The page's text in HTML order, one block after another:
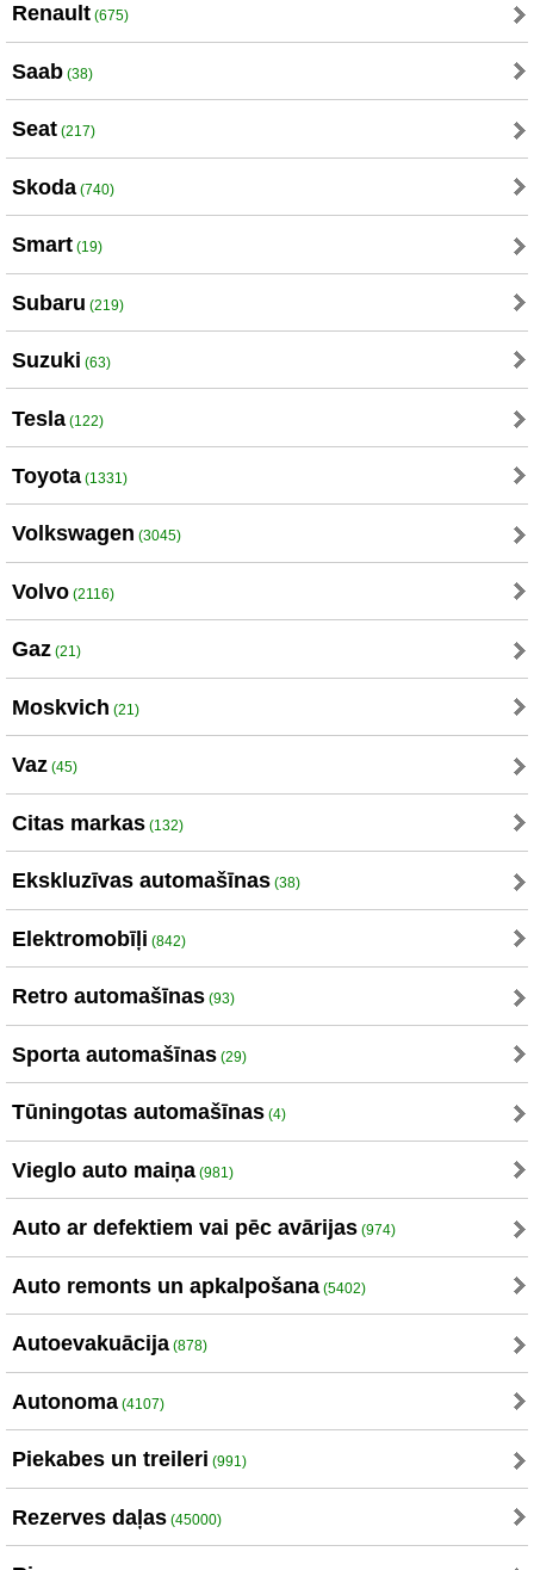
Renault (675)
Saab (38)
Seat (217)
Skoda (740)
Smart (19)
Subaru (219)
Suzuki (63)
Tesla (122)
Toyota (1331)
Volkswagen (3045)
Volvo (2116)
Gaz (21)
Moskvich (21)
Vaz (45)
Citas markas (132)
Ekskluzīvas automašīnas (38)
Elektromobīļi (842)
Retro automašīnas (93)
Sporta automašīnas (29)
Tūningotas automašīnas (4)
Vieglo auto maiņa (981)
Auto ar defektiem vai pēc avārijas (974)
Auto remonts un apkalpošana (5402)
Autoevakuācija (878)
Autonoma (4107)
Piekabes un treileri (991)
Rezerves daļas (45000)